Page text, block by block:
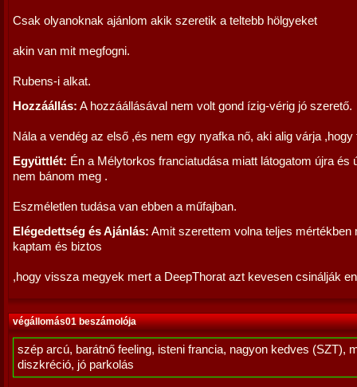
Csak olyanoknak ajánlom akik szeretik a teltebb hölgyeket
akin van mit megfogni.
Rubens-i alkat.
Hozzáállás: A hozzáállásával nem volt gond ízig-vérig jó szerető.
Nála a vendég az első ,és nem egy nyafka nő, aki alig várja ,hogy
Együttlét: Én a Mélytorkos franciatudása miatt látogatom újra és
nem bánom meg .
Eszméletlen tudása van ebben a műfajban.
Elégedettség és Ajánlás: Amit szerettem volna teljes mértékben
kaptam és biztos
,hogy vissza megyek mert a DeepThorat azt kevesen csinálják
végállomás01 beszámolója
szép arcú, barátnő feeling, isteni francia, nagyon kedves (SZT),
diszkréció, jó parkolás